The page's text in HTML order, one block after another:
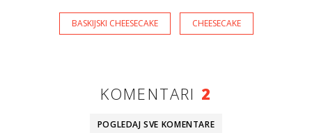
BASKIJSKI CHEESECAKE CHEESECAKE
KOMENTARI 2
POGLEDAJ SVE KOMENTARE